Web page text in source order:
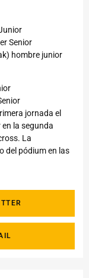
Senior
hombre junior
jornada el
la segunda
La
del pódium en las